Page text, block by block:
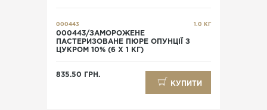
000443 1.0 КГ
000443/ЗАМОРОЖЕНЕ
ПАСТЕРИЗОВАНЕ ПЮРЕ ОПУНЦІЇ З
ЦУКРОМ 10% (6 Х 1 КГ)
835.50 ГРН.
КУПИТИ